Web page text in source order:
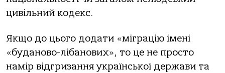
цивільний кодекс.
Якщо до цього додати «міграцію імені
«буданово-лібанових», то це не просто
намір відгризання української держави та